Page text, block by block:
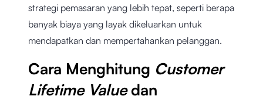
strategi pemasaran yang lebih tepat, seperti berapa
banyak biaya yang layak dikeluarkan untuk
mendapatkan dan mempertahankan pelanggan.
Cara Menghitung Customer
Lifetime Valuedan